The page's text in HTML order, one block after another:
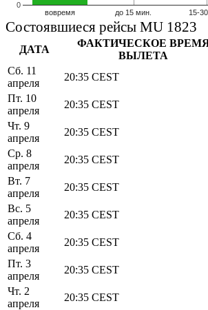
вовремя до 15 мин. 15-
0
Состоявшиеся рейсы MU 1823
ДАТА
ФАКТИЧЕСКОЕ
ВЫЛЕТА
Сб. 11
апреля
20:35 CEST
Пт. 10
апреля
20:35 CEST
Чт. 9
апреля
20:35 CEST
Ср. 8
апреля
20:35 CEST
Вт. 7
апреля
20:35 CEST
Вс. 5
апреля
20:35 CEST
Сб. 4
апреля
20:35 CEST
Пт. 3
апреля
20:35 CEST
Чт. 2
апреля
20:35 CEST